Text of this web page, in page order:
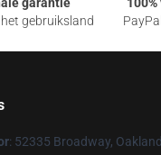
gebruiksland
: 52335 Broadway,